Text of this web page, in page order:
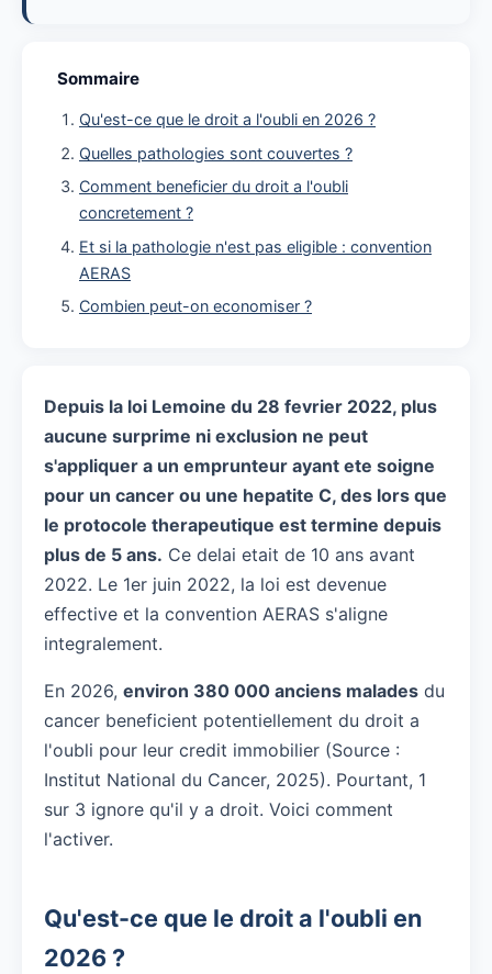
Sommaire
Qu'est-ce que le droit a l'oubli en 2026 ?
Quelles pathologies sont couvertes ?
Comment beneficier du droit a l'oubli
concretement ?
Et si la pathologie n'est pas eligible : convention
AERAS
Combien peut-on economiser ?
Depuis la loi Lemoine du 28 fevrier 2022, plus
aucune surprime ni exclusion ne peut
s'appliquer a un emprunteur ayant ete soigne
pour un cancer ou une hepatite C, des lors que
le protocole therapeutique est termine depuis
plus de 5 ans. Ce delai etait de 10 ans avant
2022. Le 1er juin 2022, la loi est devenue
effective et la convention AERAS s'aligne
integralement.
En 2026, environ 380 000 anciens malades du
cancer beneficient potentiellement du droit a
l'oubli pour leur credit immobilier (Source :
Institut National du Cancer, 2025). Pourtant, 1
sur 3 ignore qu'il y a droit. Voici comment
l'activer.
Qu'est-ce que le droit a l'oubli en
2026 ?